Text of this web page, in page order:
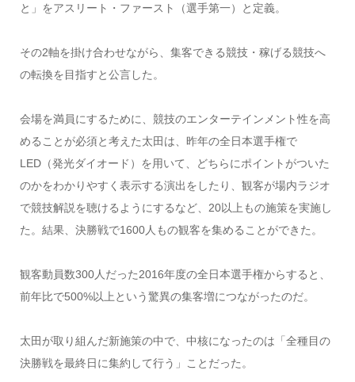
と」をアスリート・ファースト（選手第一）と定義。
その2軸を掛け合わせながら、集客できる競技・稼げる競技へ
の転換を目指すと公言した。
会場を満員にするために、競技のエンターテインメント性を高
めることが必須と考えた太田は、昨年の全日本選手権で
LED（発光ダイオード）を用いて、どちらにポイントがついた
のかをわかりやすく表示する演出をしたり、観客が場内ラジオ
で競技解説を聴けるようにするなど、20以上もの施策を実施し
た。結果、決勝戦で1600人もの観客を集めることができた。
観客動員数300人だった2016年度の全日本選手権からすると、
前年比で500%以上という驚異の集客増につながったのだ。
太田が取り組んだ新施策の中で、中核になったのは「全種目の
決勝戦を最終日に集約して行う」ことだった。